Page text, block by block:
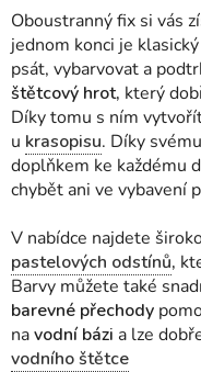
Oboustranný fix si vás
jednom konci je klasický
psát, vybarvovat a
štětcový hrot, který
Díky tomu s ním
u krasopisu. Díky svému
doplňkem ke každému
chybět ani ve vybavení
V nabídce najdete
pastelových odstínů,
Barvy můžete také
barevné přechody
navodní bázi a lze
vodního štětce